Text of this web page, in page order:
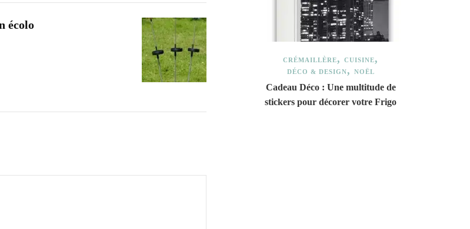
écolo
CRÉMAILLÈRE
CUISINE
DÉCO & DESIGN
NOËL
Cadeau Déco : Une multitude de
stickers pour décorer votre Frigo